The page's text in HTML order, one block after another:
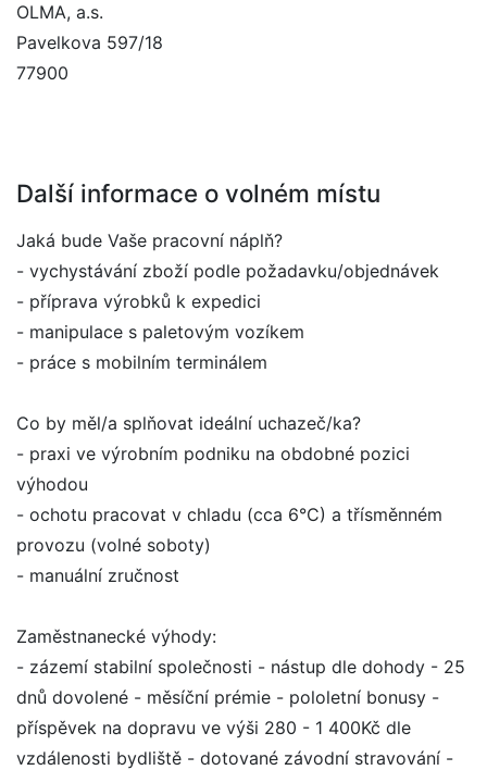
OLMA, a.s.
Pavelkova 597/18
77900
Další informace o volném místu
Jaká bude Vaše pracovní náplň?
- vychystávání zboží podle požadavku/objednávek
- příprava výrobků k expedici
- manipulace s paletovým vozíkem
- práce s mobilním terminálem
Co by měl/a splňovat ideální uchazeč/ka?
- praxi ve výrobním podniku na obdobné pozici
výhodou
- ochotu pracovat v chladu (cca 6°C) a třísměnném
provozu (volné soboty)
- manuální zručnost
Zaměstnanecké výhody:
- zázemí stabilní společnosti - nástup dle dohody - 25
dnů dovolené - měsíční prémie - pololetní bonusy -
příspěvek na dopravu ve výši 280 - 1 400Kč dle
vzdálenosti bydliště - dotované závodní stravování -